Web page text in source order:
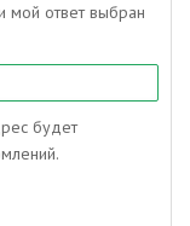
мой ответ выбран
будет